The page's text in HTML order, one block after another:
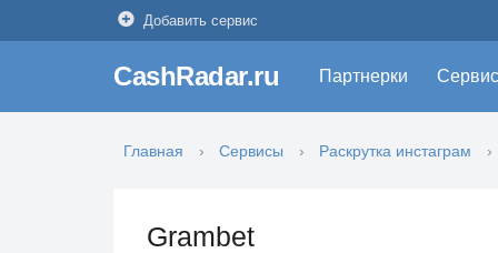
Добавить сервис
CashRadar.ru Партнерки
Главная Сервисы Раскрутка инстаграм
Grambet